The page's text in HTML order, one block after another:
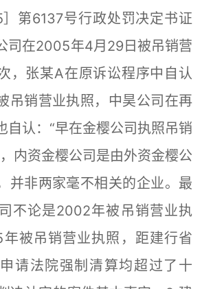
第6137号行政处罚决定书证
司在2005年4月29日被吊销营
，张某A在原诉讼程序中自认
吊销营业执照，中昊公司在再
自认：“早在金樱公司执照吊销
内资金樱公司是由外资金樱公
并非两家毫不相关的企业。最
不论是2002年被吊销营业执
被吊销营业执照，距建行省
请法院强制清算均超过了十